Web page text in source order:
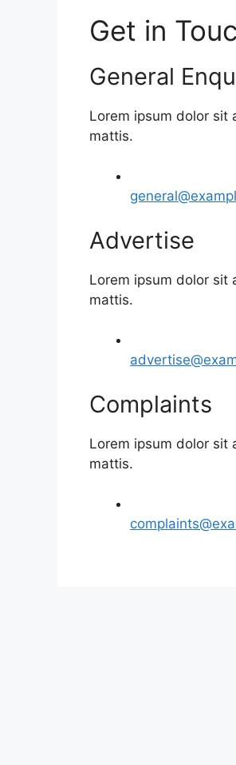
Get in
General
Lorem ipsum dolor sit
mattis.
Advertise
Lorem ipsum dolor sit
mattis.
Complaints
Lorem ipsum dolor sit
mattis.